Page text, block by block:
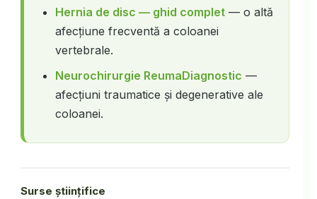
Hernia de disc — ghid complet— o altă
afecțiune frecventă a coloanei
vertebrale.
Neurochirurgie ReumaDiagnostic —
afecțiuni traumatice și degenerative ale
coloanei.
Surse științifice